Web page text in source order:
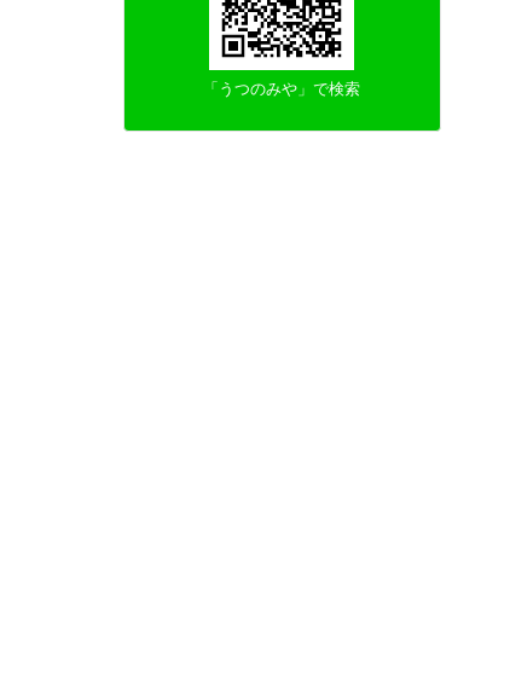
「うつのみや」で検索